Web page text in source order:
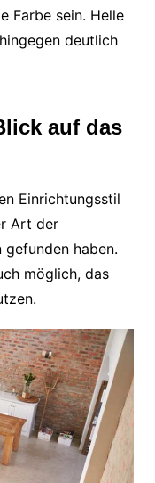
Farbe sein. Helle
deutlich
auf das
Einrichtungsstil
Art der
haben.
möglich, das